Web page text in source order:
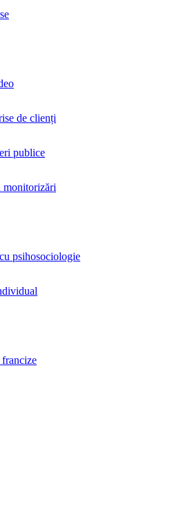
de clienți
publice
monitorizări
psihosociologie
francize